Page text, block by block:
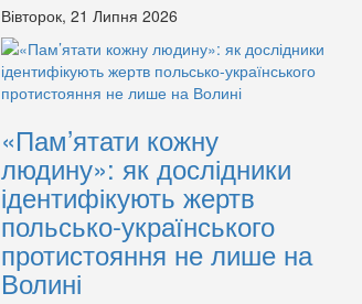
Вівторок, 21 Липня 2026
«Пам’ятати кожну
людину»: як дослідники
ідентифікують жертв
польсько-українського
протистояння не лише на
Волині